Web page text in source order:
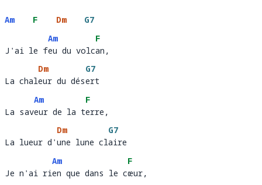
Am F Dm G7
J'ai le f
Am
eu du volc
F
an,
J'ai le feu du volcan,
La chal
Dm
eur du dés
G7
ert
La chaleur du désert
La sav
Am
eur de la t
F
err
La saveur de la terre,
La lueur d'
Dm
une lune cl
G7
air
La lueur d'une lune claire
Je n'ai ri
Am
en que dans le c
F
œur,
Je n'ai rien que dans le cœur,